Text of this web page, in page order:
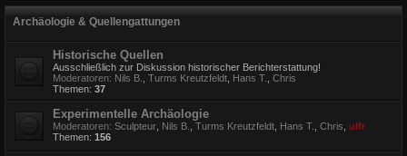
Archäologie & Quellengattungen
Historische Quellen
Ausschließlich zur Diskussion historischer Berichterstattung!
Moderatoren: Nils B. Turms Kreutzfeldt Hans T.
Chris
Themen: 37
Experimentelle Archäologie
Moderatoren: Sculpteur Nils B. Turms Kreutzfeldt Hans T. Chris ulfr
Themen: 156